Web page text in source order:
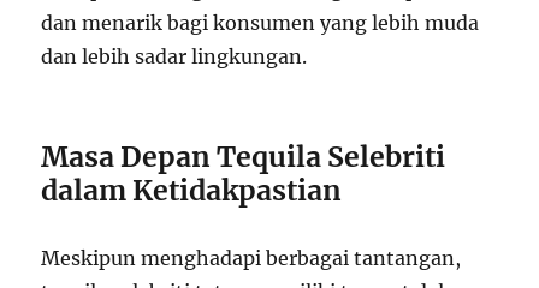
dan menarik bagi konsumen yang lebih muda
dan lebih sadar lingkungan.
Masa Depan Tequila Selebriti
dalam Ketidakpastian
Meskipun menghadapi berbagai tantangan,